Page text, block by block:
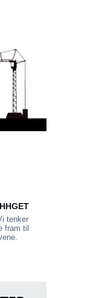
tenker
fram til